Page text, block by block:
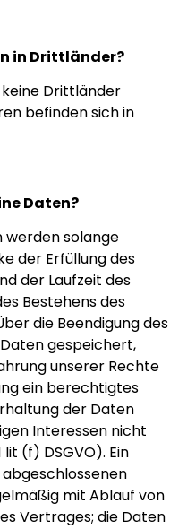
in Drittländer?
keine Drittländer
befinden sich in
Daten?
solange
der Erfüllung des
der Laufzeit des
Bestehens des
die Beendigung des
gespeichert,
unserer Rechte
ein berechtigtes
der Daten
Interessen nicht
(f) DSGVO). Ein
mit Ablauf von
Vertrages; die Daten